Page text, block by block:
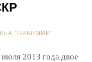
"ПРАВМИР"
2013 года двое